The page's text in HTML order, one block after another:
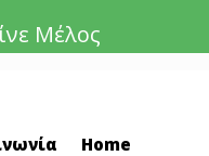
Μέλος
Home